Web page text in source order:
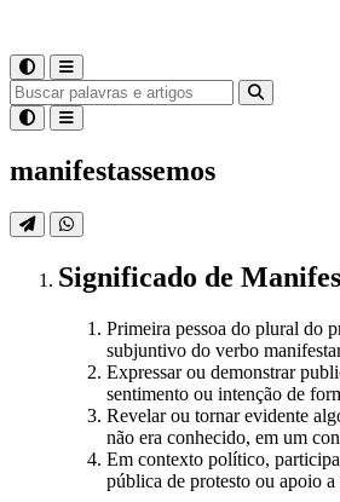
manifestassemos
Significado de
Primeira pessoa do plural do
subjuntivo do verbo
Expressar ou demonstrar
sentimento ou intenção de
Revelar ou tornar evidente
não era conhecido, em um
Em contexto político,
pública de protesto ou apoio